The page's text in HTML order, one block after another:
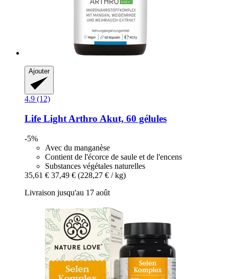
Ajouter
4.9 (12)
Life Light Arthro Akut, 60 gélules
-5%
Avec du manganèse
Contient de l'écorce de saule et de l'encens
Substances végétales naturelles
35,61 € 37,49 € (228,27 € / kg)
Livraison jusqu'au 17 août